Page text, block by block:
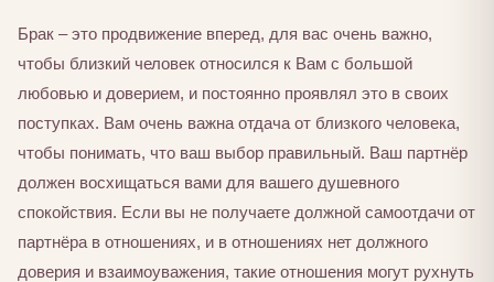
Брак – это продвижение вперед, для вас очень важно,
чтобы близкий человек относился к Вам с большой
любовью и доверием, и постоянно проявлял это в своих
поступках. Вам очень важна отдача от близкого человека,
чтобы понимать, что ваш выбор правильный. Ваш партнёр
должен восхищаться вами для вашего душевного
спокойствия. Если вы не получаете должной самоотдачи от
партнёра в отношениях, и в отношениях нет должного
доверия и взаимоуважения, такие отношения могут рухнуть